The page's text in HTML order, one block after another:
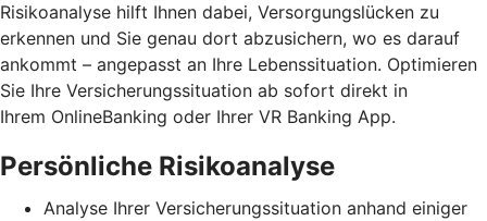
Risikoanalyse hilft Ihnen dabei, Versorgungslücken zu
erkennen und Sie genau dort abzusichern, wo es darauf
ankommt – angepasst an Ihre Lebenssituation. Optimieren
Sie Ihre Versicherungssituation ab sofort direkt in
Ihrem OnlineBanking oder Ihrer VR Banking App.
Persönliche Risikoanalyse
Analyse Ihrer Versicherungssituation anhand einiger